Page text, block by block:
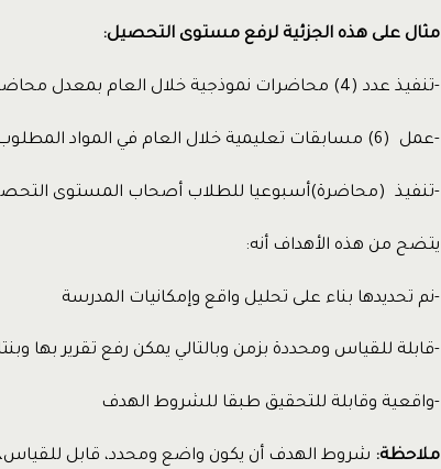
مثال على هذه الجزئية لرفع مستوى التحصيل:
-تنفيذ عدد (4) محاضرات نموذجية خلال العام بمعدل محاضرتين لكل فصل دراسي.
-عمل (6) مسابقات تعليمية خلال العام في المواد المطلوب فيها تحسين مستوى الطلاب.
-تنفيذ (محاضرة)أسبوعيا للطلاب أصحاب المستوى
يتضح من هذه الأهداف أنه:
-نم تحديدها بناء على تحليل واقع وإمكانيات المدرسة
-قابلة للقياس ومحددة بزمن وبالتالي يمكن رفع تقرير بها
-واقعية وقابلة للتحقيق طبقا للشروط الهدف
ملاحظة: شروط الهدف أن يكون واضع ومحدد، قابل للقياس،